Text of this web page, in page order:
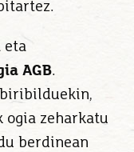
eta
AGB.
ogia zeharkatu
berdinean